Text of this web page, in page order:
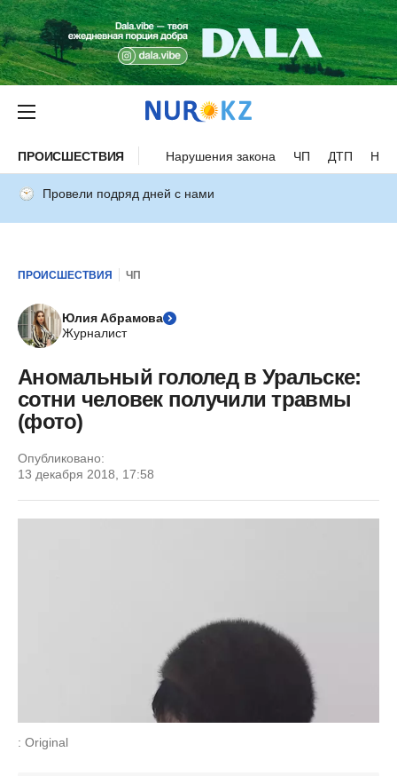
ПРОИСШЕСТВИЯ Нарушения закона ЧП ДТП
Провели подряд дней с нами
ПРОИСШЕСТВИЯ ЧП
Юлия Абрамова
Журналист
Аномальный гололед в Уральске:
сотни человек получили травмы
(фото)
Опубликовано:
13 декабря 2018, 17:58
: Original